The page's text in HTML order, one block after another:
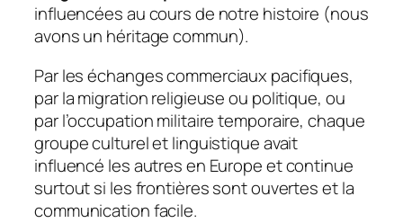
influencées au cours de notre histoire (nous
avons un héritage commun).
Par les échanges commerciaux pacifiques,
par la migration religieuse ou politique, ou
par l’occupation militaire temporaire, chaque
groupe culturel et linguistique avait
influencé les autres en Europe et continue
surtout si les frontières sont ouvertes et la
communication facile.